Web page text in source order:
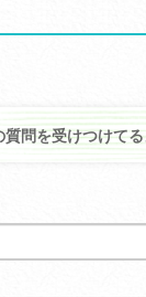
問を受けつけて